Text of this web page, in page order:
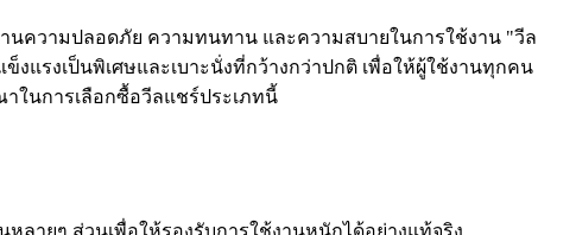
ความปลอดภัย ความทนทาน และความสบายในการใช้งาน "วีล
แรงเป็นพิเศษและเบาะนั่งที่กว้างกว่าปกติ เพื่อให้ผู้ใช้งานทุกคน
ในการเลือกซื้อวีลแชร์ประเภทนี้
ายๆ ส่วนเพื่อให้รองรับการใช้งานหนักได้อย่างแท้จริง